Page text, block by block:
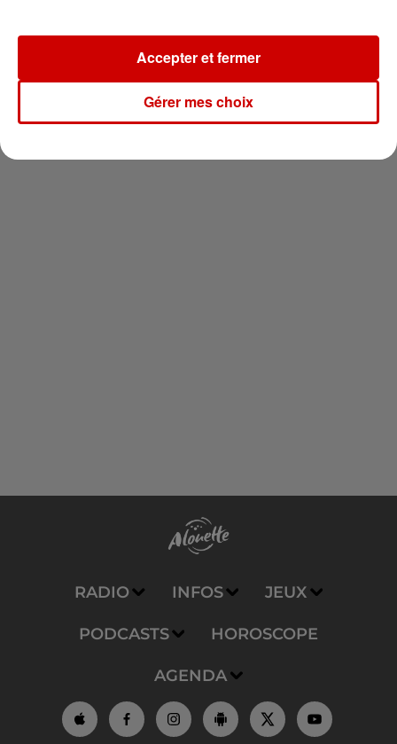
Newsletter
RADIO INFOS JEUX
PODCASTS HOROSCOPE
AGENDA
Gérer mes choix
Accepter et fermer